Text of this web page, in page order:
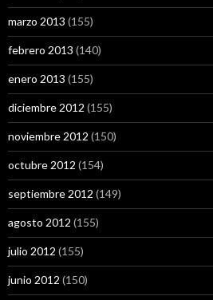
marzo 2013 (155)
febrero 2013 (140)
enero 2013 (155)
diciembre 2012 (155)
noviembre 2012 (150)
octubre 2012 (154)
septiembre 2012 (149)
agosto 2012 (155)
julio 2012 (155)
junio 2012 (150)